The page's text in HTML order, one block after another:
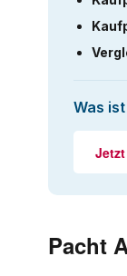
Was
Pacht